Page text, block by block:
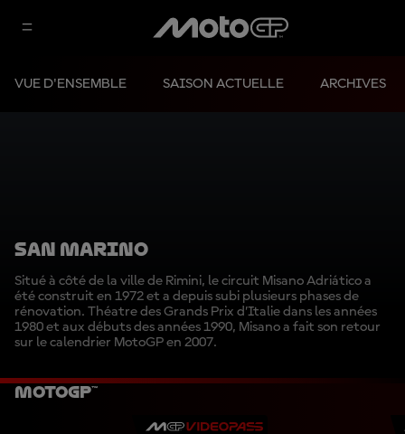
VUE D'ENSEMBLE SAISON ACTUELLE ARCHIVES
SAN MARINO
Situé à côté de la ville de Rimini, le circuit Misano Adriático a
été construit en 1972 et a depuis subi plusieurs phases de
rénovation. Théatre des Grands Prix d’Italie dans les années
1980 et aux débuts des années 1990, Misano a fait son retour
sur le calendrier MotoGP en 2007.
MotoGP™